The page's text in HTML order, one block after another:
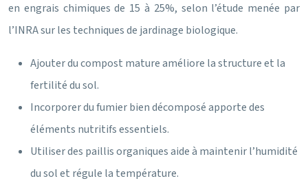
en engrais chimiques de 15 à 25%, selon l’étude menée par
l’INRA sur les techniques de jardinage biologique.
Ajouter du compost mature améliore la structure et la
fertilité du sol.
Incorporer du fumier bien décomposé apporte des
éléments nutritifs essentiels.
Utiliser des paillis organiques aide à maintenir l’humidité
du sol et régule la température.